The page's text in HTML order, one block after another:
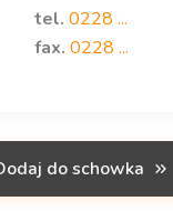
tel. 0228 ...
fax. 0228 ...
do schowka